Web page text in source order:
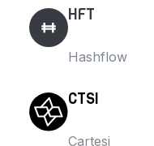
HFT
Hashflow
CTSI
Cartesi